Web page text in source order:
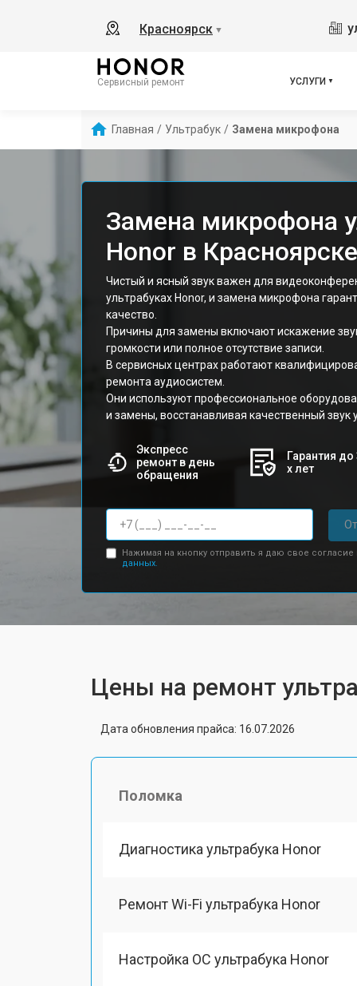
Красноярск ▼
Сервисный ремонт УСЛУГИ
Главная / Ультрабук / Замена микрофона
Замена микрофона
Honor в Красноярске
Чистый и ясный звук важен для
ультрабуках Honor, и замена микрофона
качество.
Причины для замены включают искажение
громкости или полное отсутствие записи.
В сервисных центрах работают
ремонта аудиосистем.
Они используют профессиональное
и замены, восстанавливая качественный звук
Экспресс
ремонт в день
обращения
Гарантия до
х лет
Нажимая на кнопку отправить я даю свое согласие
данных.
Цены на ремонт
Дата обновления прайса: 16.07.2026
Поломка
Диагностика ультрабука Honor
Ремонт Wi-Fi ультрабука Honor
Настройка ОС ультрабука Honor